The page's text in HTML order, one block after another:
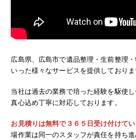
広島県、広島市で遺品整理・生前整理
いった様々なサービスを提供しておりま
当社は過去の業務で培った経験を駆使
真心込め丁寧に対応しております。
お見積りは無料で３６５日受け付けてい
場作業は同一のスタッフが責任を持ち